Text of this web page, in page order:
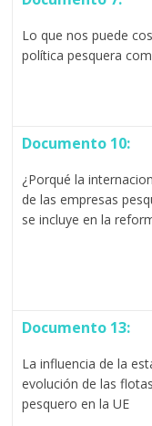
Lo que nos puede
política pesquera
Documento 10:
¿Porqué la
de las empresas
se incluye en la
Documento 13:
La influencia de la
evolución de las
pesquero en la UE